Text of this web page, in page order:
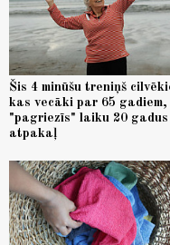
Šis 4 minūšu treniņš
kas vecāki par 65 gadiem,
"pagriezīs" laiku 20 gadus
atpakaļ